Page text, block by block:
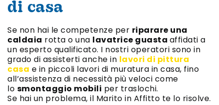
di casa
Se non hai le competenze per riparare una
caldaia rotta o una lavatrice guasta affidati a
un esperto qualificato. I nostri operatori sono in
grado di assisterti anche in lavori di pittura
casa e in piccoli lavori di muratura in casa, fino
all’assistenza di necessità più veloci come
lo smontaggio mobili per traslochi.
Se hai un problema, il Marito in Affitto te lo risolve.